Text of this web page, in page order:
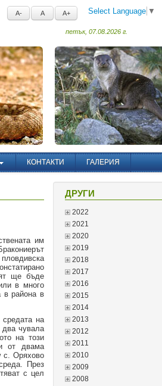
Select Language ▼
A- A A+
петък, 07.08.2026 г.
КОНТАКТИ ГАЛЕРИЯ
ДРУГИ
2022
2021
2020
2019
2018
2017
2016
2015
2014
2013
2012
2011
2010
2009
2008
им
ще бъде
в много
в района в
на
два чувала
на този
от двама
с. Оряхово
През
с цел